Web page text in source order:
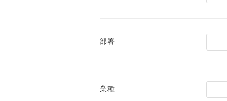
部署
業種